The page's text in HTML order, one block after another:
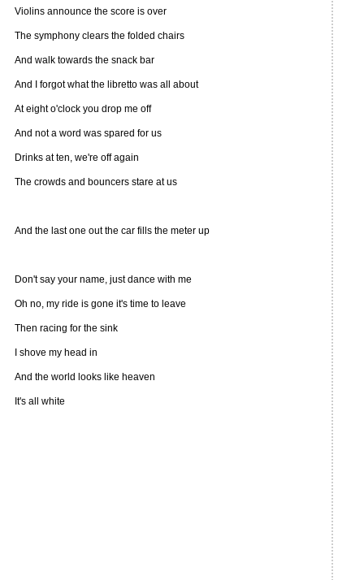
Violins announce the score is over
The symphony clears the folded chairs
And walk towards the snack bar
And I forgot what the libretto was all about
At eight o'clock you drop me off
And not a word was spared for us
Drinks at ten, we're off again
The crowds and bouncers stare at us
And the last one out the car fills the meter up
Don't say your name, just dance with me
Oh no, my ride is gone it's time to leave
Then racing for the sink
I shove my head in
And the world looks like heaven
It's all white